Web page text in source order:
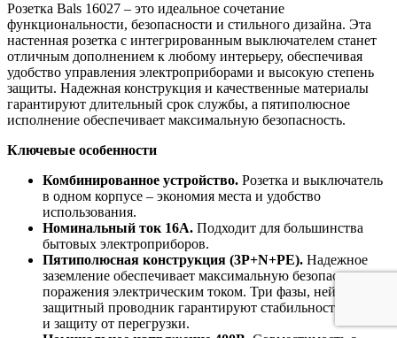
Розетка Bals 16027 – это идеальное сочетание
функциональности, безопасности и стильного дизайна. Эта
настенная розетка с интегрированным выключателем станет
отличным дополнением к любому интерьеру, обеспечивая
удобство управления электроприборами и высокую степень
защиты. Надежная конструкция и качественные материалы
гарантируют длительный срок службы, а пятиполюсное
исполнение обеспечивает максимальную безопасность.
Ключевые особенности
Комбинированное устройство. Розетка и выключатель
в одном корпусе – экономия места и удобство
использования.
Номинальный ток 16А. Подходит для большинства
бытовых электроприборов.
Пятиполюсная конструкция (3P+N+PE). Надежное
заземление обеспечивает максимальную безопасность от
поражения электрическим током. Три фазы, нейтраль и
защитный проводник гарантируют стабильность работы
и защиту от перегрузки.